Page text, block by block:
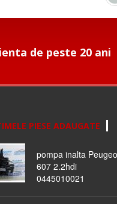
de peste 20 ani
PIESE ADAUGATE
pompa inalta
607 2.2hdi
0445010021